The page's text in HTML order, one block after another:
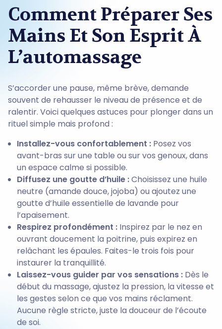
Comment Préparer Ses
Mains Et Son Esprit À
L’automassage
S’accorder une pause, même brève, demande
souvent de rehausser le niveau de présence et de
ralentir. Voici quelques astuces pour plonger dans un
rituel simple mais profond :
Installez-vous confortablement :Posez vos
avant-bras sur une table ou sur vos genoux, dans
un espace calme si possible.
Diffusez une goutte d’huile :Choisissez une huile
neutre (amande douce, jojoba) ou ajoutez une
goutte d’huile essentielle de lavande pour
l’apaisement.
Respirez profondément :Inspirez par le nez en
ouvrant doucement la poitrine, puis expirez en
relâchant les épaules. Faites-le trois fois pour
instaurer la tranquillité.
Laissez-vous guider par vos sensations :Dès le
début du massage, ajustez la pression, la vitesse et
les gestes selon ce que vos mains réclament.
Aucune règle stricte, juste la douceur de l’écoute
de soi.